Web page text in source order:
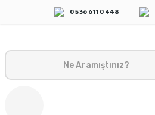
0 536 611 0 448